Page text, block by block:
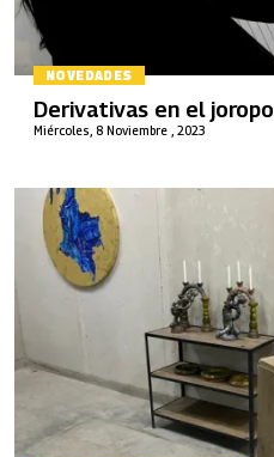
NOVEDADES
Miércoles, 8 Noviembre , 2023
Derivativas en el joropo